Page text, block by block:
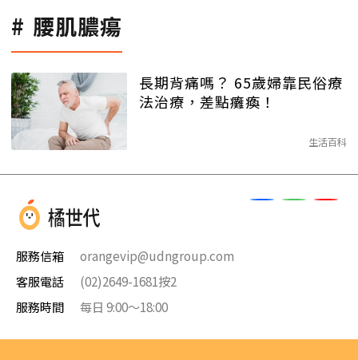
腰肌膿瘍
長期背痛嗎？ 65歲婦靠民俗療
法治療，差點癱瘓！
生活百科
服務信箱
orangevip@udngroup.com
客服電話
(02)2649-1681按2
服務時間
每日 9:00～18:00